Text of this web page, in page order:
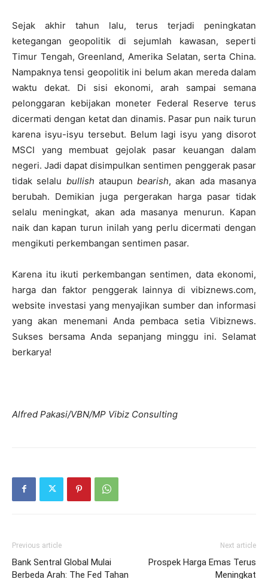
Sejak akhir tahun lalu, terus terjadi peningkatan
ketegangan geopolitik di sejumlah kawasan, seperti
Timur Tengah, Greenland, Amerika Selatan, serta China.
Nampaknya tensi geopolitik ini belum akan mereda dalam
waktu dekat. Di sisi ekonomi, arah sampai semana
pelonggaran kebijakan moneter Federal Reserve terus
dicermati dengan ketat dan dinamis. Pasar pun naik turun
karena isyu-isyu tersebut. Belum lagi isyu yang disorot
MSCI yang membuat gejolak pasar keuangan dalam
negeri. Jadi dapat disimpulkan sentimen penggerak pasar
tidak selalu bullish ataupunbearish, akan ada masanya
berubah. Demikian juga pergerakan harga pasar tidak
selalu meningkat, akan ada masanya menurun. Kapan
naik dan kapan turun inilah yang perlu dicermati dengan
mengikuti perkembangan sentimen pasar.
Karena itu ikuti perkembangan sentimen, data ekonomi,
harga dan faktor penggerak lainnya di vibiznews.com,
website investasi yang menyajikan sumber dan informasi
yang akan menemani Anda pembaca setia Vibiznews.
Sukses bersama Anda sepanjang minggu ini. Selamat
berkarya!
Alfred Pakasi/VBN/MP Vibiz Consulting
Previous article
Bank Sentral Global Mulai
Berbeda Arah: The Fed Tahan
Next article
Prospek Harga Emas Terus
Meningkat